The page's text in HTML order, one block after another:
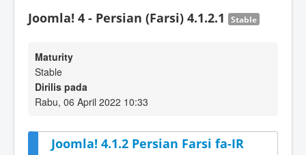
Joomla! 4 - Persian (Farsi) 4.1.2.1 Stable
Maturity
Stable
Dirilis pada
Rabu, 06 April 2022 10:33
Joomla! 4.1.2 Persian Farsi fa-IR